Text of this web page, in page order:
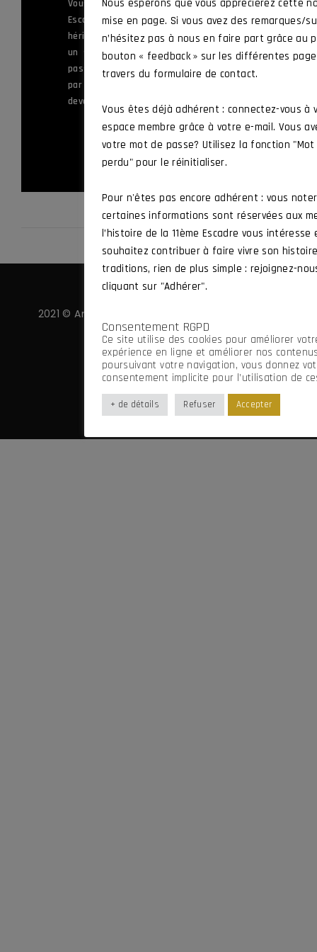
Vous servez ou avez appartenu à la 11
Escadre de Chasse, ou à l’une des unités
héritières de ses traditions, ou vous êtes
un sympathisant souhaitant mettre sa
passion au service des valeurs défendues
par l’Amicale et vous souhaitez en
devenir membre.
ADHÉRER
2021 © Amicale 11 ·
Mentions légales
Imaginé par Frenchify
Nous espérons que vous apprécierez cette
mise en page. Si vous avez des remarques/
n’hésitez pas à nous en faire part grâce au
bouton « feedback » sur les différentes
travers du formulaire de contact.
Vous êtes déjà adhérent : connectez-vous à
espace membre grâce à votre e-mail. Vous
votre mot de passe? Utilisez la fonction
perdu" pour le réinitialiser.
Pour n'êtes pas encore adhérent : vous
certaines informations sont réservées aux
l’histoire de la 11ème Escadre vous intéresse
souhaitez contribuer à faire vivre son
traditions, rien de plus simple : rejoignez-
cliquant sur "Adhérer".
Consentement RGPD
Ce site utilise des cookies pour améliorer
expérience en ligne et améliorer nos
poursuivant votre navigation, vous donnez
consentement implicite pour l’utilisation de
+ de détails Refuser Accepter